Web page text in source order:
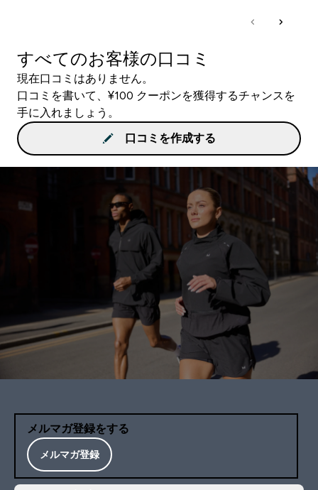
すべてのお客様の口コミ
現在口コミはありません。
口コミを書いて、¥100 クーポンを獲得するチャンスを
手に入れましょう。
口コミを作成する
メルマガ登録をする
メルマガ登録